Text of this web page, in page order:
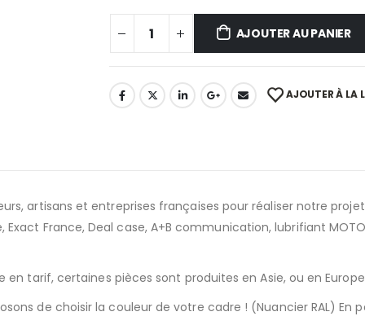
AJOUTER AU PANIER
AJOUTER À LA
artisans et entreprises françaises pour réaliser notre
France, Deal case, A+B communication, lubrifiant MOTOREX,
en tarif, certaines pièces sont produites en Asie, ou en
de choisir la couleur de votre cadre ! (Nuancier RAL)